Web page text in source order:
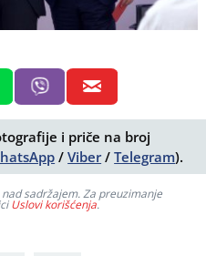
i priče na broj
/Viber/Telegram).
sadržajem. Za preuzimanje
Uslovi korišćenja.